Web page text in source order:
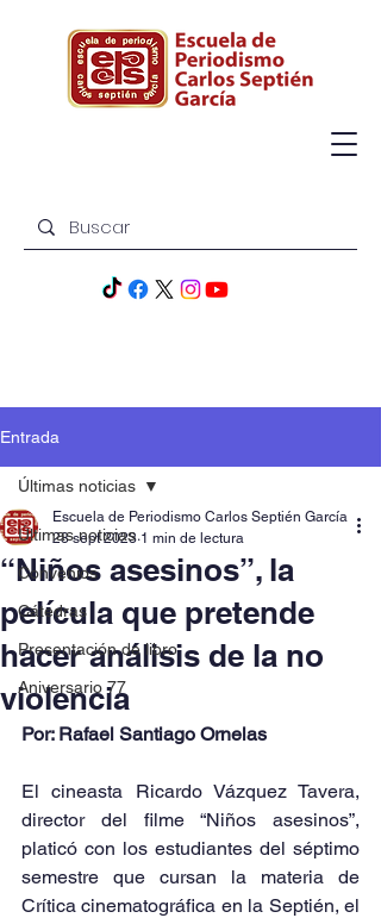
Entrada
Últimas noticias
Convenios
Cátedras
Presentación de libro
Aniversario 77
Últimas noticias
“Niños asesinos”, la
película que pretende
hacer análisis de la no
violencia
Escuela de Periodismo Carlos Septién García
28 sept 2023 1 min de lectura
Por: Rafael Santiago Ornelas
El cineasta Ricardo Vázquez Tavera,
director del filme “Niños asesinos”,
platicó con los estudiantes del séptimo
semestre que cursan la materia de
Crítica cinematográfica en la Septién, el